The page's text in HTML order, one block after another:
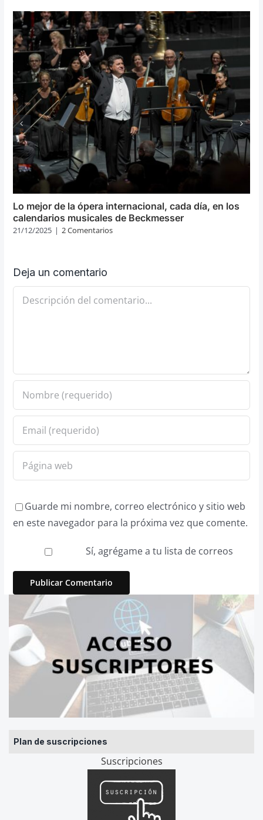
Plan de suscripciones
Suscripciones
Lo mejor de la ópera internacional, cada día, en los
calendarios musicales de Beckmesser
21/12/2025 | 2 Comentarios
Deja un comentario
Comentario
Guarde mi nombre, correo electrónico y sitio web
en este navegador para la próxima vez que comente.
Sí, agrégame a tu lista de correos